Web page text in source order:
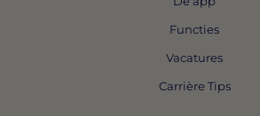
Functies
Vacatures
Carrière Tips